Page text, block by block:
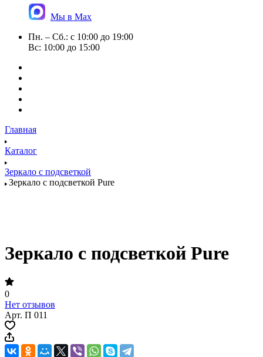
Мы в Max
Пн. – Сб.: с 10:00 до 19:00
Вс: 10:00 до 15:00
Главная
Каталог
Зеркало с подсветкой
Зеркало с подсветкой Pure
Зеркало с подсветкой Pure
0
Нет отзывов
Арт. П 011